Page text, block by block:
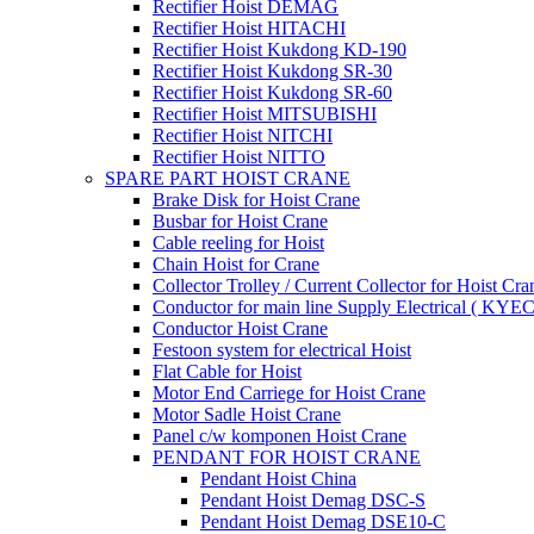
Rectifier Hoist DEMAG
Rectifier Hoist HITACHI
Rectifier Hoist Kukdong KD-190
Rectifier Hoist Kukdong SR-30
Rectifier Hoist Kukdong SR-60
Rectifier Hoist MITSUBISHI
Rectifier Hoist NITCHI
Rectifier Hoist NITTO
SPARE PART HOIST CRANE
Brake Disk for Hoist Crane
Busbar for Hoist Crane
Cable reeling for Hoist
Chain Hoist for Crane
Collector Trolley / Current Collector for Hoist
Conductor for main line Supply Electrical (
Conductor Hoist Crane
Festoon system for electrical Hoist
Flat Cable for Hoist
Motor End Carriege for Hoist Crane
Motor Sadle Hoist Crane
Panel c/w komponen Hoist Crane
PENDANT FOR HOIST CRANE
Pendant Hoist China
Pendant Hoist Demag DSC-S
Pendant Hoist Demag DSE10-C